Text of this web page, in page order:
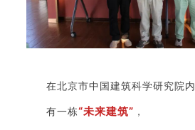
在北京市中国建筑科学研究院内
有一栋“未来建筑” ，